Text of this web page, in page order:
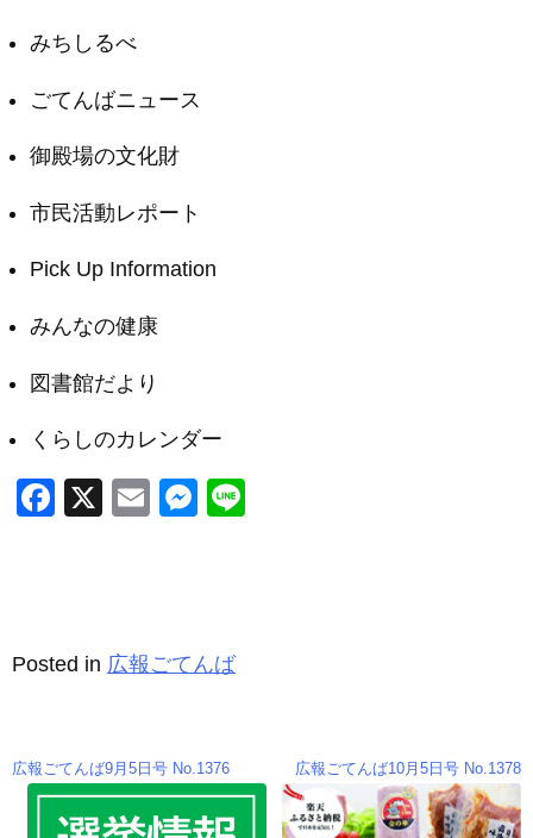
みちしるべ
ごてんばニュース
御殿場の文化財
市民活動レポート
Pick Up Information
みんなの健康
図書館だより
くらしのカレンダー
F
b
k
X
E
M
n
g
Posted in 広報ごてんば
投
広報ごてんば9月5日号 No.1376 広報ごてんば10月5日号 No.1378